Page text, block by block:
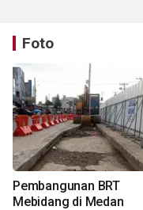
Foto
Pembangunan BRT
Mebidang di Medan